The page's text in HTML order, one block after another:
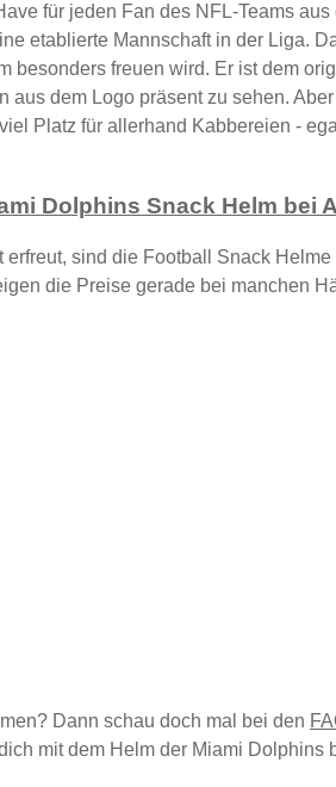
für jeden Fan des NFL-Teams
etablierte Mannschaft in der Liga.
besonders freuen wird. Er ist dem
dem Logo präsent zu sehen.
Platz für allerhand Kabbereien -
Dolphins Snack Helm bei
sind die Football Snack
die Preise gerade bei manchen
Dann schau doch mal bei den
mit dem Helm der Miami Dolphins